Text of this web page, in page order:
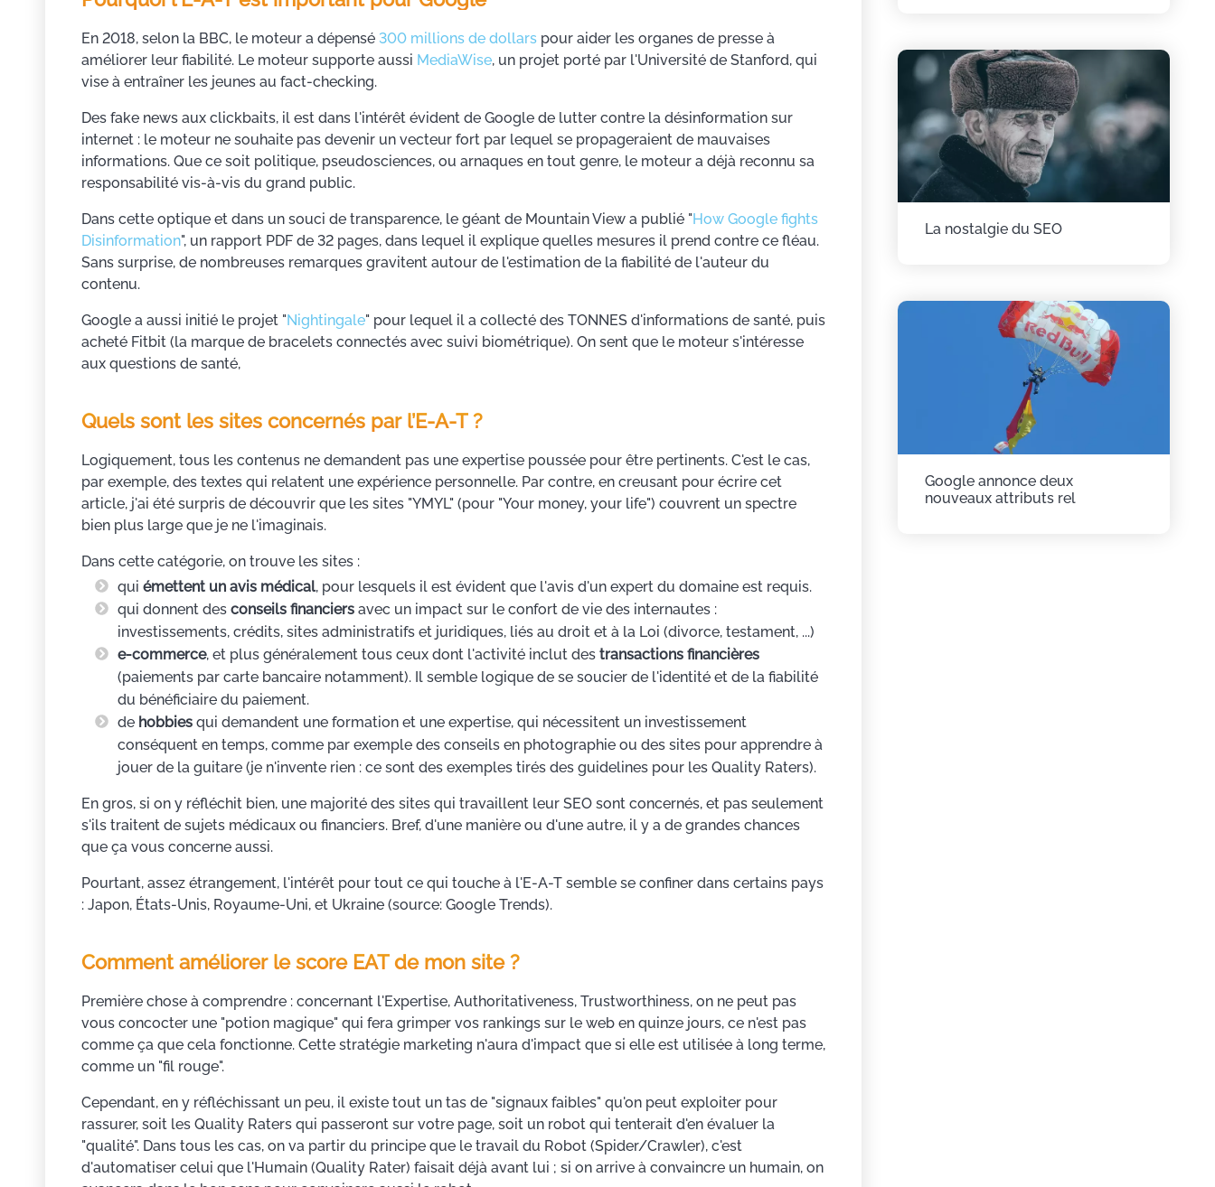
En 2018, selon la BBC, le moteur a dépensé 300 millions de dollars pour aider les organes de presse à
améliorer leur fiabilité. Le moteur supporte aussi MediaWise, un projet porté par l'Université de Stanford, qui
vise à entraîner les jeunes au fact-checking.
Des fake news aux clickbaits, il est dans l'intérêt évident de Google de lutter contre la désinformation sur
internet : le moteur ne souhaite pas devenir un vecteur fort par lequel se propageraient de mauvaises
informations. Que ce soit politique, pseudosciences, ou arnaques en tout genre, le moteur a déjà reconnu sa
responsabilité vis-à-vis du grand public.
Dans cette optique et dans un souci de transparence, le géant de Mountain View a publié "How Google fights
Disinformation", un rapport PDF de 32 pages, dans lequel il explique quelles mesures il prend contre ce fléau.
Sans surprise, de nombreuses remarques gravitent autour de l'estimation de la fiabilité de l'auteur du
contenu.
Google a aussi initié le projet "Nightingale" pour lequel il a collecté des TONNES d'informations de santé, puis
acheté Fitbit (la marque de bracelets connectés avec suivi biométrique). On sent que le moteur s'intéresse
aux questions de santé,
Quels sont les sites concernés par l’E-A-T ?
Logiquement, tous les contenus ne demandent pas une expertise poussée pour être pertinents. C'est le cas,
par exemple, des textes qui relatent une expérience personnelle. Par contre, en creusant pour écrire cet
article, j'ai été surpris de découvrir que les sites "YMYL" (pour "Your money, your life") couvrent un spectre
bien plus large que je ne l'imaginais.
Dans cette catégorie, on trouve les sites :
qui émettent un avis médical, pour lesquels il est évident que l'avis d'un expert du domaine est requis.
qui donnent des conseils financiers avec un impact sur le confort de vie des internautes :
investissements, crédits, sites administratifs et juridiques, liés au droit et à la Loi (divorce, testament, ...)
e-commerce, et plus généralement tous ceux dont l'activité inclut des transactions financières
(paiements par carte bancaire notamment). Il semble logique de se soucier de l'identité et de la fiabilité
du bénéficiaire du paiement.
de hobbies qui demandent une formation et une expertise, qui nécessitent un investissement
conséquent en temps, comme par exemple des conseils en photographie ou des sites pour apprendre à
jouer de la guitare (je n'invente rien : ce sont des exemples tirés des guidelines pour les Quality Raters).
En gros, si on y réfléchit bien, une majorité des sites qui travaillent leur SEO sont concernés, et pas seulement
s'ils traitent de sujets médicaux ou financiers. Bref, d'une manière ou d'une autre, il y a de grandes chances
que ça vous concerne aussi.
Pourtant, assez étrangement, l'intérêt pour tout ce qui touche à l'E-A-T semble se confiner dans certains pays
: Japon, États-Unis, Royaume-Uni, et Ukraine (source: Google Trends).
Comment améliorer le score EAT de mon site ?
Première chose à comprendre : concernant l'Expertise, Authoritativeness, Trustworthiness, on ne peut pas
vous concocter une "potion magique" qui fera grimper vos rankings sur le web en quinze jours, ce n'est pas
comme ça que cela fonctionne. Cette stratégie marketing n'aura d'impact que si elle est utilisée à long terme,
comme un "fil rouge".
Cependant, en y réfléchissant un peu, il existe tout un tas de "signaux faibles" qu'on peut exploiter pour
rassurer, soit les Quality Raters qui passeront sur votre page, soit un robot qui tenterait d'en évaluer la
"qualité". Dans tous les cas, on va partir du principe que le travail du Robot (Spider/Crawler), c'est
d'automatiser celui que l'Humain (Quality Rater) faisait déjà avant lui ; si on arrive à convaincre un humain, on
La nostalgie du SEO
Google annonce deux
nouveaux attributs rel